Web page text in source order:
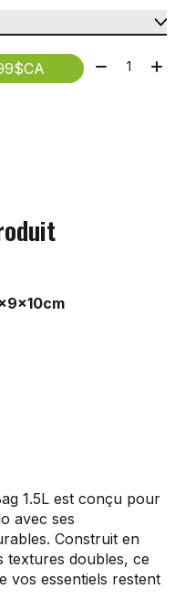
Quantité:
1.5L est conçu pour
avec ses
Construit en
textures doubles, ce
vos essentiels restent